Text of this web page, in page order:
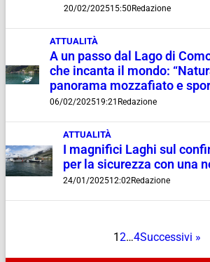
20/02/202515:50Redazione
ATTUALITÀ
A un passo dal Lago di
che incanta il mondo:
panorama mozzafiato e
06/02/202519:21 Redazione
ATTUALITÀ
I magnifici Laghi sul
per la sicurezza con una
24/01/202512:02Redazione
12…4Successivi »